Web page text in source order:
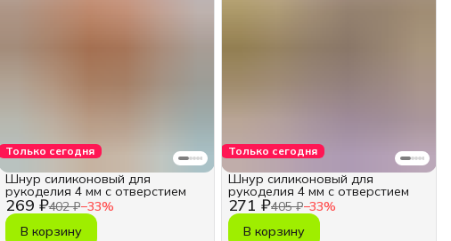
Только сегодня
269 ₽402 ₽−33%
Шнур силиконовый для
рукоделия 4 мм с отверстием
В корзину
Только сегодня
271 ₽405 ₽−33%
Шнур силиконовый для
рукоделия 4 мм с отверстием
В корзину